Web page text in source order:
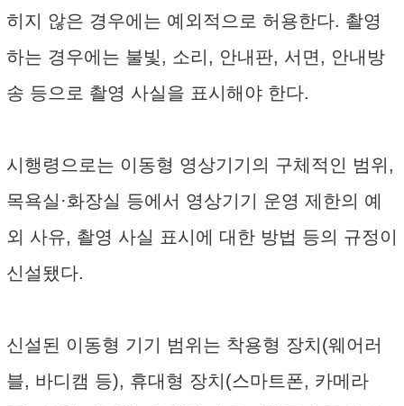
히지 않은 경우에는 예외적으로 허용한다. 촬영
하는 경우에는 불빛, 소리, 안내판, 서면, 안내방
송 등으로 촬영 사실을 표시해야 한다.
시행령으로는 이동형 영상기기의 구체적인 범위,
목욕실·화장실 등에서 영상기기 운영 제한의 예
외 사유, 촬영 사실 표시에 대한 방법 등의 규정이
신설됐다.
신설된 이동형 기기 범위는 착용형 장치(웨어러
블, 바디캠 등), 휴대형 장치(스마트폰, 카메라